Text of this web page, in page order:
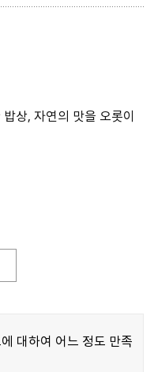
상, 자연의 맛을 오롯이
대하여 어느 정도 만족